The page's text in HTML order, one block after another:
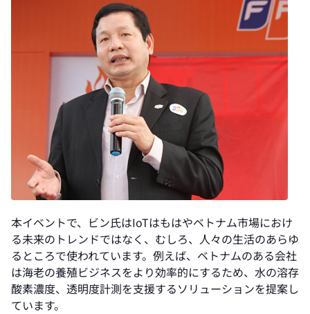
本イベントで、ビン氏はIoTはもはやベトナム市場におけ
る未来のトレンドではなく、むしろ、人々の生活のあらゆ
るところで使われています。例えば、ベトナムのある会社
は海老の養殖ビジネスをより効率的にするため、水の溶存
酸素濃度、透明度計測を支援するソリューションを提案し
ています。